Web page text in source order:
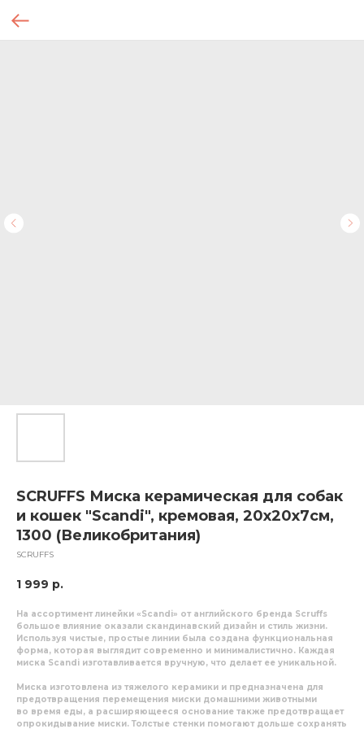
SCRUFFS Миска керамическая для собак
и кошек "Scandi", кремовая, 20х20х7см,
1300 (Великобритания)
SCRUFFS
1 999 р.
На ассортимент линейки «Scandi» от английского бренда Scruffs
большое влияние оказали скандинавский дизайн и стиль жизни.
Используя чистые, простые линии была создана функциональная
форма, которая выглядит современно и минималистично. Каждая
миска Scandi изготавливается вручную, что делает ее уникальной.
Миска изготовлена из тяжелого керамики и предназначена для
предотвращения перемещения миски домашними животными
во время еды, а расширяющееся основание также предотвращает
опрокидывание миски. Толстые стенки помогают дольше сохранять